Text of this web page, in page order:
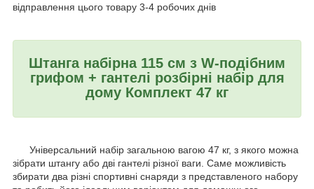
відправлення цього товару 3-4 робочих днів
Штанга набірна 115 см з W-подібним
грифом + гантелі розбірні набір для
дому Комплект 47 кг
Універсальний набір загальною вагою 47 кг, з якого можна
зібрати штангу або дві гантелі різної ваги. Саме можливість
збирати два різні спортивні снаряди з представленого набору